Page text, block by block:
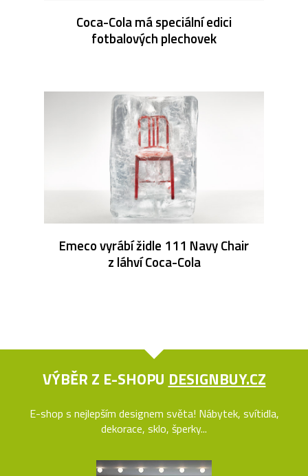
Coca-Cola má speciální edici
fotbalových plechovek
Emeco vyrábí židle 111 Navy Chair
z láhví Coca-Cola
VÝBĚR Z E-SHOPU DESIGNBUY.CZ
E-shop s nejlepším designem světa! Nábytek, svítidla,
dekorace, sklo, šperky...